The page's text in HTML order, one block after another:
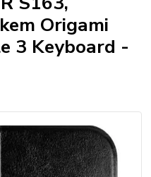
Origami
3 Keyboard -